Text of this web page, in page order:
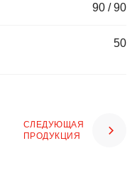
90 / 90
50
СЛЕДУЮЩАЯ
ПРОДУКЦИЯ